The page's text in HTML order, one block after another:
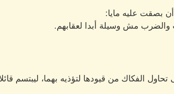
بصقت عليه مايا:
والضرب مش وسيلة أبدا لعقابهم.
الفكاك من قيودها لتؤذيه بهما، ليبتسم